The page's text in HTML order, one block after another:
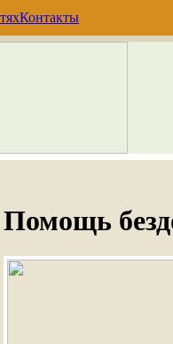
Контакты
Помощь